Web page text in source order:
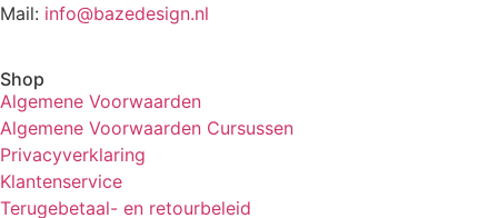
Mail: info@bazedesign.nl
Shop
Algemene Voorwaarden
Algemene Voorwaarden Cursussen
Privacyverklaring
Klantenservice
Terugebetaal- en retourbeleid